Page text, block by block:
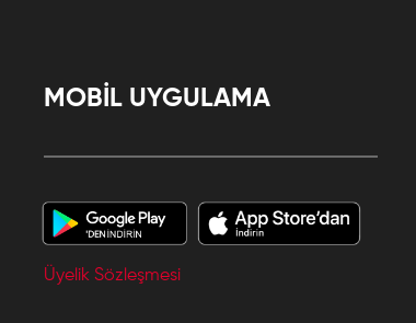
MOBİL UYGULAMA
Üyelik Sözleşmesi